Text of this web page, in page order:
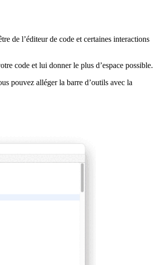
de l’éditeur de code et certaines interactions
code et lui donner le plus d’espace possible.
pouvez alléger la barre d’outils avec la